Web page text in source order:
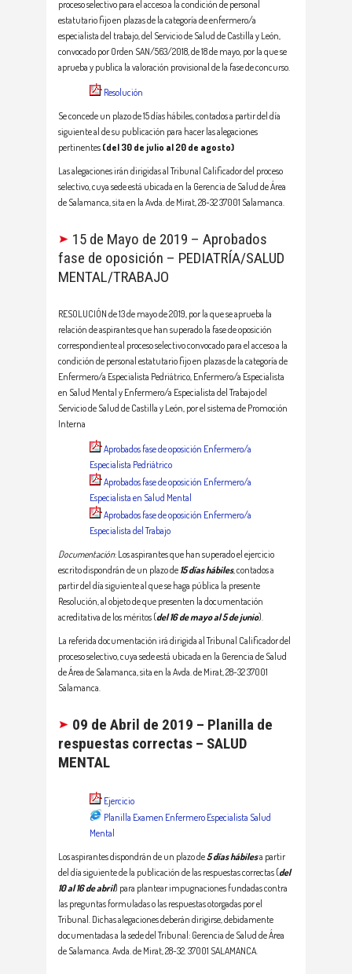
proceso selectivo para el acceso a la condición de personal
estatutario fijo en plazas de la categoría de enfermero/a
especialista del trabajo, del Servicio de Salud de Castilla y León,
convocado por Orden SAN/563/2018, de 18 de mayo, por la que se
aprueba y publica la valoración provisional de la fase de concurso.
Resolución
Se concede un plazo de 15 días hábiles, contados a partir del día
siguiente al de su publicación para hacer las alegaciones
pertinentes (del 30 de julio al 20 de agosto)
Las alegaciones irán dirigidas al Tribunal Calificador del proceso
selectivo, cuya sede está ubicada en la Gerencia de Salud de Área
de Salamanca, sita en la Avda. de Mirat, 28-32 37001 Salamanca.
15 de Mayo de 2019 – Aprobados
fase de oposición – PEDIATRÍA/SALUD
MENTAL/TRABAJO
RESOLUCIÓN de 13 de mayo de 2019, por la que se aprueba la
relación de aspirantes que han superado la fase de oposición
correspondiente al proceso selectivo convocado para el acceso a la
condición de personal estatutario fijo en plazas de la categoría de
Enfermero/a Especialista Pedriátrico, Enfermero/a Especialista
en Salud Mental y Enfermero/a Especialista del Trabajo del
Servicio de Salud de Castilla y León, por el sistema de Promoción
Interna
Aprobados fase de oposición Enfermero/a
Especialista Pedriátrico
Aprobados fase de oposición Enfermero/a
Especialista en Salud Mental
Aprobados fase de oposición Enfermero/a
Especialista del Trabajo
Documentación: Los aspirantes que han superado el ejercicio
escrito dispondrán de un plazo de 15 días hábiles, contados a
partir del día siguiente al que se haga pública la presente
Resolución, al objeto de que presenten la documentación
acreditativa de los méritos (del 16 de mayo al 5 de junio).
La referida documentación irá dirigida al Tribunal Calificador del
proceso selectivo, cuya sede está ubicada en la Gerencia de Salud
de Área de Salamanca, sita en la Avda. de Mirat, 28-32 37001
Salamanca.
09 de Abril de 2019 – Planilla de
respuestas correctas – SALUD
MENTAL
Ejercicio
Planilla Examen Enfermero Especialista Salud
Mental
Los aspirantes dispondrán de un plazo de5 días hábilesa partir
del día siguiente de la publicación de las respuestas correctas (del
10 al 16 de abril) para plantear impugnaciones fundadas contra
las preguntas formuladas o las respuestas otorgadas por el
Tribunal. Dichas alegaciones deberán dirigirse, debidamente
documentadas a la sede del Tribunal: Gerencia de Salud de Área
de Salamanca. Avda. de Mirat, 28-32. 37001 SALAMANCA.